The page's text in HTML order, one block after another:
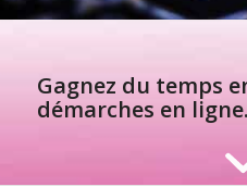
Gagnez du temps
démarches en ligne.